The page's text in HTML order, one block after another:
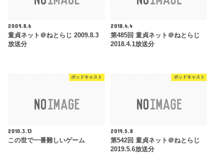
2009.8.6
童貞ネット＠ねとらじ 2009.8.3
放送分
2018.4.4
第485回 童貞ネット＠ねとらじ
2018.4.1放送分
ポッドキャスト
2010.3.13
この世で一番難しいゲーム
ポッドキャスト
2019.5.8
第542回 童貞ネット＠ねとらじ
2019.5.6放送分